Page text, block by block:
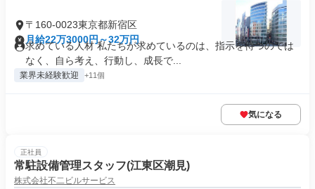
〒160-0023東京都新宿区
月給22万3000円～32万円
求めている人材 私たちが求めているのは、指示を待つのでは
なく、自ら考え、行動し、成長で...
業界未経験歓迎 +11個
気になる
正社員
常駐設備管理スタッフ(江東区潮見)
株式会社不二ビルサービス